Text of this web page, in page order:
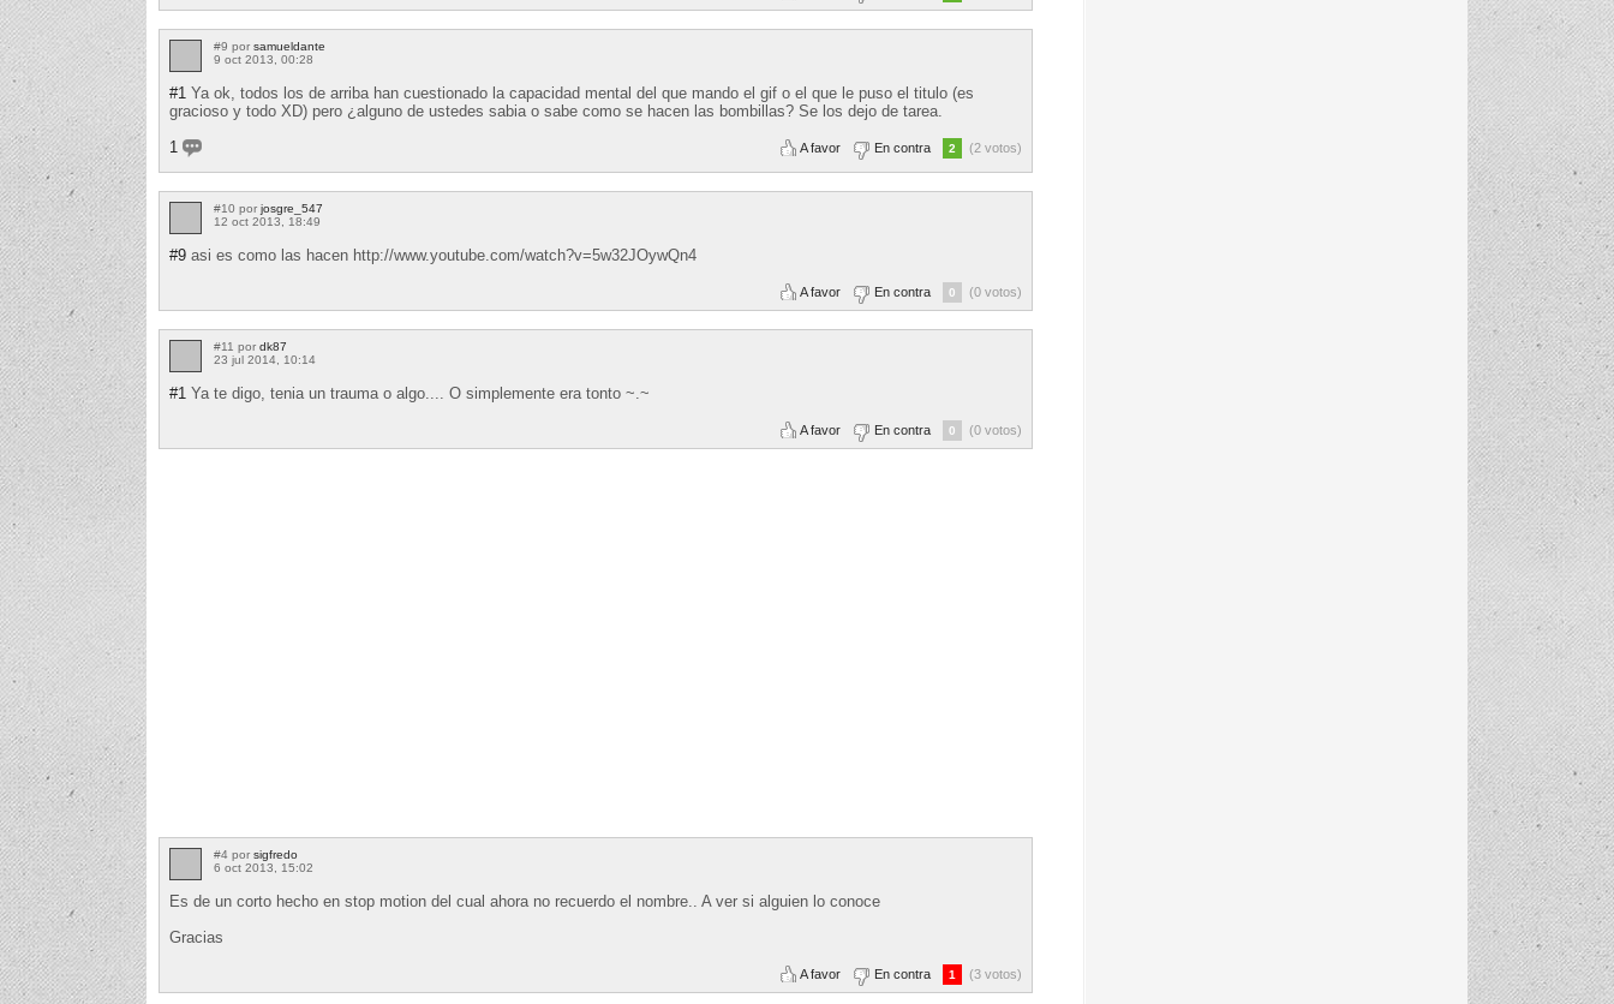
#9 por samueldante
9 oct 2013, 00:28
#1 Ya ok, todos los de arriba han cuestionado la capacidad mental del que mando el gif o el que le puso el titulo (es
gracioso y todo XD) pero ¿alguno de ustedes sabia o sabe como se hacen las bombillas? Se los dejo de tarea.
1
A favor En contra 2 (2 votos)
#10 por josgre_547
12 oct 2013, 18:49
#9 asi es como las hacen http://www.youtube.com/watch?v=5w32JOywQn4
A favor En contra 0 (0 votos)
#11 por dk87
23 jul 2014, 10:14
#1 Ya te digo, tenia un trauma o algo.... O simplemente era tonto ~.~
A favor En contra 0 (0 votos)
#4 por sigfredo
6 oct 2013, 15:02
Es de un corto hecho en stop motion del cual ahora no recuerdo el nombre.. A ver si alguien lo conoce
Gracias
A favor En contra 1 (3 votos)